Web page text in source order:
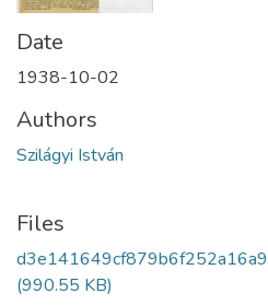
Date
1938-10-02
Authors
Szilágyi István
Files
(990.55 KB)